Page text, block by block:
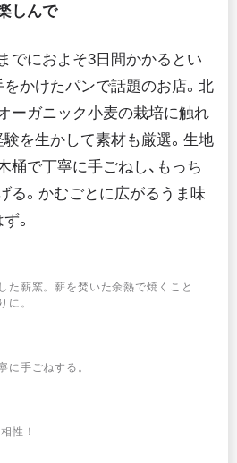
しんで
でにおよそ3日間かかるとい
をかけたパンで話題のお店。北
ーガニック小麦の栽培に触れ
験を生かして素材も厳選。生地
桶で丁寧に手ごねし、もっち
る。かむごとに広がるうま味
。
た薪窯。薪を焚いた余熱で焼くこと
に。
に手ごねする。
性！